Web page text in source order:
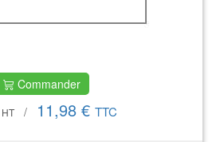
Commander
HT / 11,98 € TTC